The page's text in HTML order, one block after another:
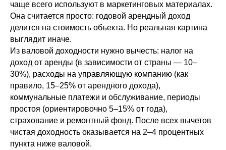
чаще всего используют в маркетинговых материалах.
Она считается просто: годовой арендный доход
делится на стоимость объекта. Но реальная картина
выглядит иначе.
Из валовой доходности нужно вычесть: налог на
доход от аренды (в зависимости от страны — 10–
30%), расходы на управляющую компанию (как
правило, 15–25% от арендного дохода),
коммунальные платежи и обслуживание, периоды
простоя (ориентировочно 5–15% от года),
страхование и ремонтный фонд. После всех вычетов
чистая доходность оказывается на 2–4 процентных
пункта ниже валовой.